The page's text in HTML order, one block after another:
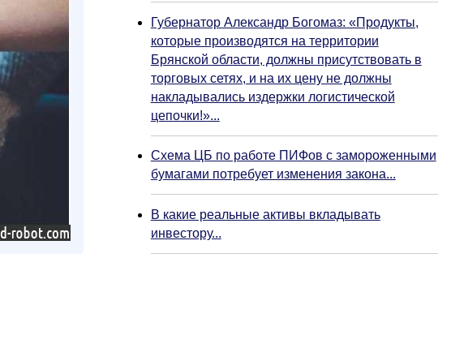
Губернатор Александр Богомаз: «Продукты,
которые производятся на территории
Брянской области, должны присутствовать в
торговых сетях, и на их цену не должны
накладывались издержки логистической
цепочки!»...
Схема ЦБ по работе ПИФов с замороженными
бумагами потребует изменения закона...
В какие реальные активы вкладывать
инвестору...